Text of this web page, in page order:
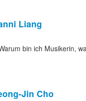
Liang
bin ich Musikerin,
Jin Cho